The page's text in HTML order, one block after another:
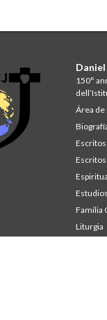
150°
Área
Escritos
Estudios
Familia
Liturgia
Studium